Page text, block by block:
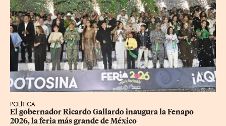
POLÍTICA
​El gobernador Ricardo Gallardo inaugura la Fenapo
2026, la feria más grande de México